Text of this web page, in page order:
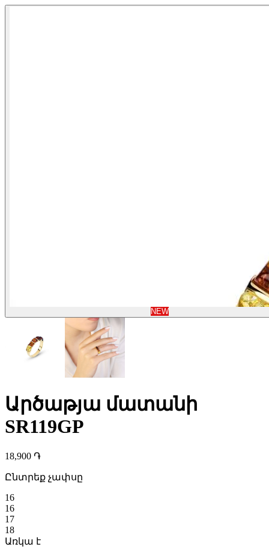
NEW
Արծաթյա մատանի
SR119GP
18,900 ֏
Ընտրեք չափսը
16
16
17
18
Առկա է